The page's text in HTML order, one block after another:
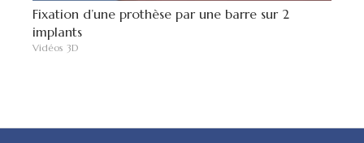
Fixation d’une prothèse par une barre sur 2
implants
Vidéos 3D